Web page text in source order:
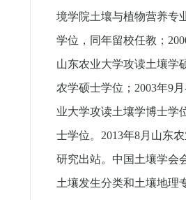
境学院土壤与植物营养专
学位，同年留校任教；
山东农业大学攻读土壤学
农学硕士学位；2003年9月
业大学攻读土壤学博士学
士学位。2013年8月山东
研究出站。中国土壤学会
土壤发生分类和土壤地理